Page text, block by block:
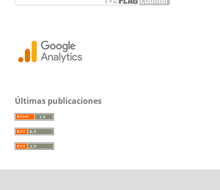
Últimas publicaciones